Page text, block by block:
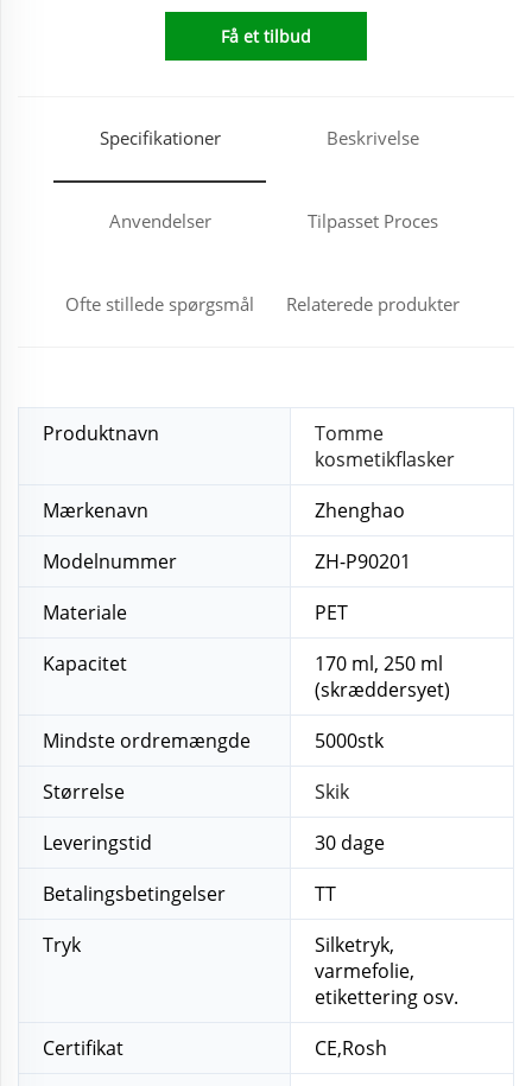
Få et tilbud
Specifikationer Beskrivelse
Anvendelser Tilpasset Proces
Ofte stillede spørgsmål Relaterede produkter
Produktnavn
Tomme
kosmetikflasker
Mærkenavn
Zhenghao
Modelnummer
ZH-P90201
Materiale
PET
Kapacitet
170 ml, 250 ml
(skræddersyet)
Mindste ordremængde
5000stk
Størrelse
Skik
Leveringstid
30 dage
Betalingsbetingelser
TT
Tryk
Silketryk,
varmefolie,
etikettering osv.
Certifikat
CE,Rosh